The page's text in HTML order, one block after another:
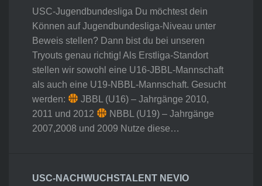
USC-Jugendbundesliga Du möchtest dein
Können auf Jugendbundesliga-Niveau unter
Beweis stellen? Dann bist du bei unseren
Tryouts genau richtig! Als Erstliga-Standort
stellen wir sowohl eine U16-JBBL-Mannschaft
als auch eine U19-NBBL-Mannschaft. Gesucht
werden:
JBBL (U16) – Jahrgänge 2010,
2011 und 2012
NBBL (U19) – Jahrgänge
2007,2008 und 2009 Nutze diese…
USC-NACHWUCHSTALENT NEVIO